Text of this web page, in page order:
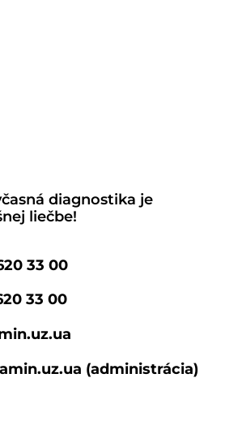
diagnostika je
liečbe!
33 00
33 00
(administrácia)